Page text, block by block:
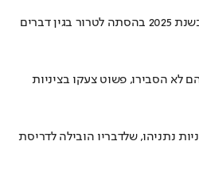
שירות הביטחון הכללי אישר אמש להעניק ליו"ר ארגון להב"ה בנצי גופשטיין אישור כניסה קבוע לכנסת, לאחר שנים בהן נמנע מכך • גופשטיין, המשמש כיועצו של השר בן גביר, הורשע בשנת 2025 בהסתה לטרור בגין דברים
לא הסבירו, פשוט צעקו בציניות
נתניהו, שלדבריו הובילה לדריסת